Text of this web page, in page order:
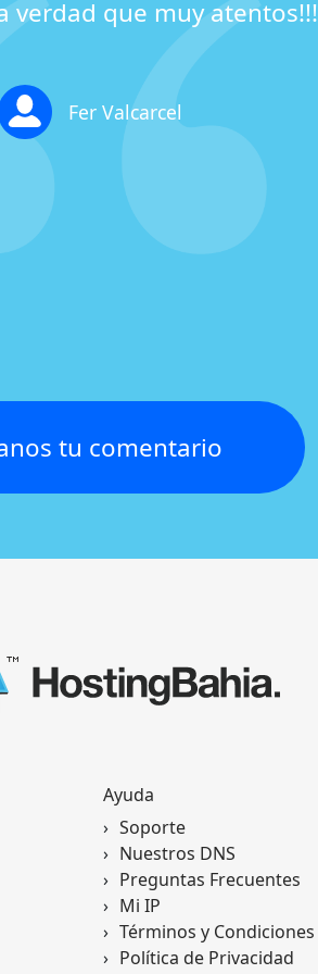
verdad que muy atentos!!!
Fer Valcarcel
tu comentario
Ayuda
Soporte
Nuestros DNS
Preguntas Frecuentes
Mi IP
Términos y Condiciones
Política de Privacidad